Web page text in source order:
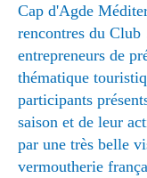
Cap d'Agde
rencontres du
entrepreneurs de
thématique
participants
saison et de leur
par une très belle
vermoutherie